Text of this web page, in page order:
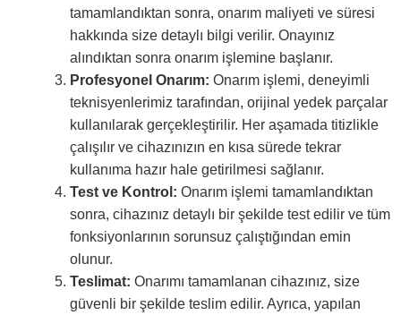
tamamlandıktan sonra, onarım maliyeti ve süresi
hakkında size detaylı bilgi verilir. Onayınız
alındıktan sonra onarım işlemine başlanır.
Profesyonel Onarım: Onarım işlemi, deneyimli
teknisyenlerimiz tarafından, orijinal yedek parçalar
kullanılarak gerçekleştirilir. Her aşamada titizlikle
çalışılır ve cihazınızın en kısa sürede tekrar
kullanıma hazır hale getirilmesi sağlanır.
Test ve Kontrol: Onarım işlemi tamamlandıktan
sonra, cihazınız detaylı bir şekilde test edilir ve tüm
fonksiyonlarının sorunsuz çalıştığından emin
olunur.
Teslimat: Onarımı tamamlanan cihazınız, size
güvenli bir şekilde teslim edilir. Ayrıca, yapılan